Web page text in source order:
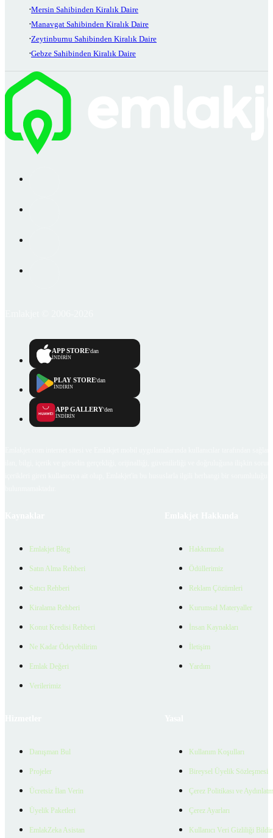
Mersin Sahibinden Kiralık Daire
Manavgat Sahibinden Kiralık Daire
Zeytinburnu Sahibinden Kiralık Daire
Gebze Sahibinden Kiralık Daire
APP STORE'dan
İNDİRİN
PLAY STORE'dan
İNDİRİN
APP GALLERY'den
İNDİRİN
Emlakjet Blog
Satın Alma Rehberi
Satıcı Rehberi
Kiralama Rehberi
Konut Kredisi Rehberi
Ne Kadar Ödeyebilirim
Emlak Değeri
Verilerimiz
Hakkımızda
Ödüllerimiz
Reklam Çözümleri
Kurumsal Materyaller
İnsan Kaynakları
İletişim
Yardım
Danışman Bul
Projeler
Ücretsiz İlan Verin
Üyelik Paketleri
EmlakZeka Asistan
Kullanım Koşulları
Bireysel Üyelik Sözleşmesi
Çerez Politikası ve
Çerez Ayarları
Kullanıcı Veri Gizliliği